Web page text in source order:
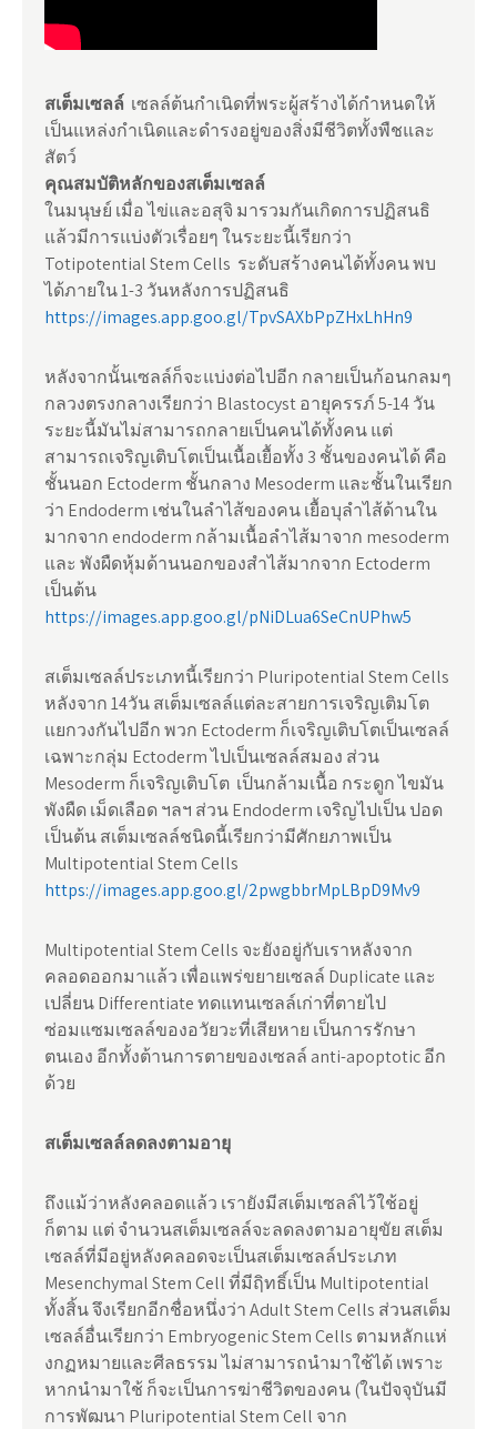
สเต็มเซลล์ เซลล์ต้นกำเนิดที่พระผู้สร้างได้กำหนดให้
เป็นแหล่งกำเนิดและดำรงอยู่ของสิ่งมีชีวิตทั้งพืชและ
สัตว์
คุณสมบัติหลักของสเต็มเซลล์
ในมนุษย์ เมื่อ ไข่และอสุจิ มารวมกันเกิดการปฏิสนธิ
แล้วมีการแบ่งตัวเรื่อยๆ ในระยะนี้เรียกว่า
Totipotential Stem Cells ระดับสร้างคนได้ทั้งคน พบ
ได้ภายใน 1-3 วันหลังการปฏิสนธิ
https://images.app.goo.gl/TpvSAXbPpZHxLhHn9
หลังจากนั้นเซลล์ก็จะแบ่งต่อไปอีก กลายเป็นก้อนกลมๆ
กลวงตรงกลางเรียกว่า Blastocyst อายุครรภ์ 5-14 วัน
ระยะนี้มันไม่สามารถกลายเป็นคนได้ทั้งคน แต่
สามารถเจริญเติบโตเป็นเนื้อเยื้อทั้ง 3 ชั้นของคนได้ คือ
ชั้นนอก Ectoderm ชั้นกลาง Mesoderm และชั้นในเรียก
ว่า Endoderm เช่นในลำไส้ของคน เยื้อบุลำไส้ด้านใน
มากจาก endoderm กล้ามเนื้อลำไส้มาจาก mesoderm
และ พังผืดหุ้มด้านนอกของสำไส้มากจาก Ectoderm
เป็นต้น
https://images.app.goo.gl/pNiDLua6SeCnUPhw5
สเต็มเซลล์ประเภทนี้เรียกว่า Pluripotential Stem Cells
หลังจาก 14วัน สเต็มเซลล์แต่ละสายการเจริญเติมโต
แยกวงกันไปอีก พวก Ectoderm ก็เจริญเติบโตเป็นเซลล์
เฉพาะกลุ่ม Ectoderm ไปเป็นเซลล์สมอง ส่วน
Mesoderm ก็เจริญเติบโต เป็นกล้ามเนื้อ กระดูก ไขมัน
พังผืด เม็ดเลือด ฯลฯ ส่วน Endoderm เจริญไปเป็น ปอด
เป็นต้น สเต็มเซลล์ชนิดนี้เรียกว่ามีศักยภาพเป็น
Multipotential Stem Cells
https://images.app.goo.gl/2pwgbbrMpLBpD9Mv9
Multipotential Stem Cells จะยังอยู่กับเราหลังจาก
คลอดออกมาแล้ว เพื่อแพร่ขยายเซลล์ Duplicate และ
เปลี่ยน Differentiate ทดแทนเซลล์เก่าที่ตายไป
ซ่อมแซมเซลล์ของอวัยวะที่เสียหาย เป็นการรักษา
ตนเอง อีกทั้งต้านการตายของเซลล์ anti-apoptotic อีก
ด้วย
สเต็มเซลล์ลดลงตามอายุ
ถึงแม้ว่าหลังคลอดแล้ว เรายังมีสเต็มเซลล์ไว้ใช้อยู่
ก็ตาม แต่ จำนวนสเต็มเซลล์จะลดลงตามอายุขัย สเต็ม
เซลล์ที่มีอยู่หลังคลอดจะเป็นสเต็มเซลล์ประเภท
Mesenchymal Stem Cell ที่มีฤิทธิ์เป็น Multipotential
ทั้งสิ้น จึงเรียกอีกชื่อหนึ่งว่า Adult Stem Cells ส่วนสเต็ม
เซลล์อื่นเรียกว่า Embryogenic Stem Cells ตามหลักแห่
งกฏหมายและศีลธรรม ไม่สามารถนำมาใช้ได้ เพราะ
หากนำมาใช้ ก็จะเป็นการฆ่าชีวิตของคน (ในปัจจุบันมี
การพัฒนา Pluripotential Stem Cell จาก